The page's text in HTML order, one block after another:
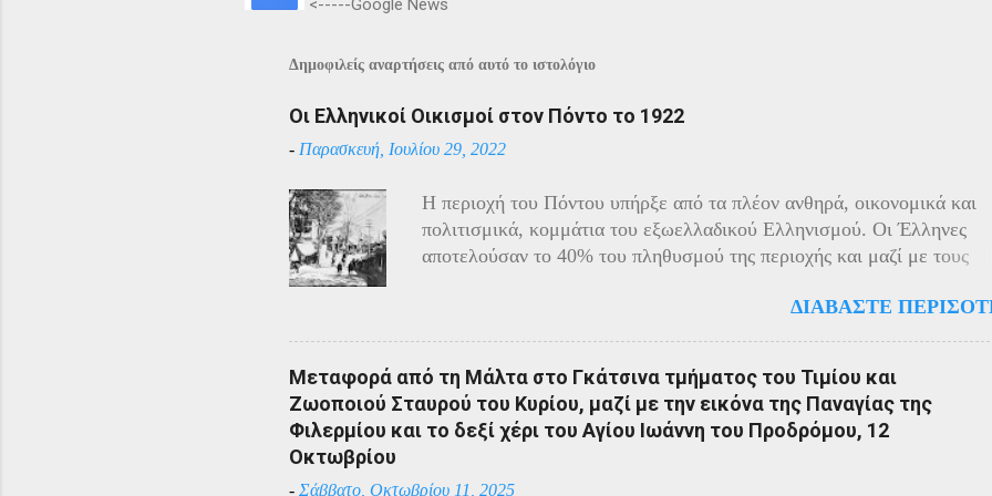
<-----Google News
Δημοφιλείς αναρτήσεις από αυτό το ιστολόγιο
Οι Ελληνικοί Οικισμοί στον Πόντο το 1922
- Παρασκευή, Ιουλίου 29, 2022
Η περιοχή του Πόντου υπήρξε από τα πλέον ανθηρά, οικονομικά και
πολιτισμικά, κομμάτια του εξωελλαδικού Ελληνισμού. Οι Έλληνες
αποτελούσαν το 40% του πληθυσμού της περιοχής και μαζί με τους
Πόντου είχε και αυτός στη διάρκεια του πολέμου την ίδια τύχη με τον
και αντίποινα στις οικογένειες των φυγοστράτων. Χαρακτηριστική εδώ
η απάντηση που έδωσαν οι Πόντιοι στην καταπίεση με την οργανωμένη
αντίσταση των κατοίκων του. Αντιδρώντας στις πιέσεις των Τούρκων
ΔΙΑΒΆΣΤΕ
Μεταφορά από τη Μάλτα στο Γκάτσινα τμήματος του Τιμίου και
Ζωοποιού Σταυρού του Κυρίου, μαζί με την εικόνα της Παναγίας της
Φιλερμίου και το δεξί χέρι του Αγίου Ιωάννη του Προδρόμου, 12
Οκτωβρίου
- Σάββατο, Οκτωβρίου 11, 2025